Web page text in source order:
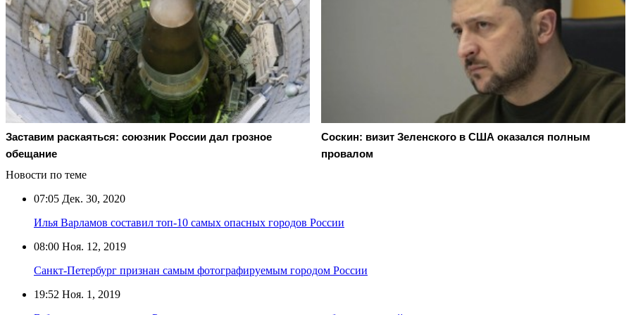
Заставим раскаяться: союзник России дал грозное
обещание
Соскин: визит Зеленского в США оказался полным
провалом
Новости по теме
07:05 Дек. 30, 2020
Илья Варламов составил топ-10 самых опасных городов России
08:00 Ноя. 12, 2019
Санкт-Петербург признан самым фотографируемым городом России
19:52 Ноя. 1, 2019